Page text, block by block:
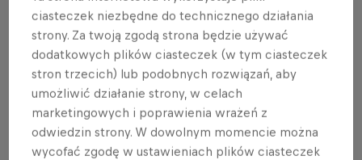
Dowiedz się więcej
Rajd Dakar 2024
5 – 19 stycznia 2024
ciasteczek niezbędne do technicznego działania
strony. Za twoją zgodą strona będzie używać
dodatkowych plików ciasteczek (w tym ciasteczek
stron trzecich) lub podobnych rozwiązań, aby
umożliwić działanie strony, w celach
marketingowych i poprawienia wrażeń z
odwiedzin strony. W dowolnym momencie można
wycofać zgodę w ustawieniach plików ciasteczek